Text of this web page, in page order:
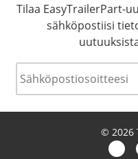
Tilaa EasyTrailerPart-
sähköpostiisi
© 2026